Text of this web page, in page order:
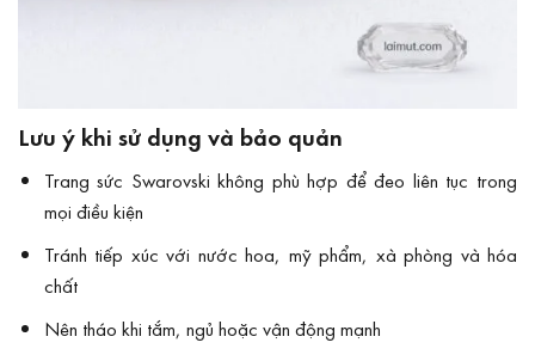
Lưu ý khi sử dụng và bảo quản
Trang sức Swarovski không phù hợp để đeo liên tục trong
mọi điều kiện
Tránh tiếp xúc với nước hoa, mỹ phẩm, xà phòng và hóa
chất
Nên tháo khi tắm, ngủ hoặc vận động mạnh